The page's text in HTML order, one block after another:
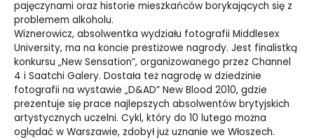
pajęczynami oraz historie mieszkańców borykających się z
problemem alkoholu.
Wiznerowicz, absolwentka wydziału fotografii Middlesex
University, ma na koncie prestiżowe nagrody. Jest finalistką
konkursu „New Sensation”, organizowanego przez Channel
4 i Saatchi Galery. Dostała też nagrodę w dziedzinie
fotografii na wystawie „D&AD” New Blood 2010, gdzie
prezentuje się prace najlepszych absolwentów brytyjskich
artystycznych uczelni. Cykl, który do 10 lutego można
oglądać w Warszawie, zdobył już uznanie we Włoszech.